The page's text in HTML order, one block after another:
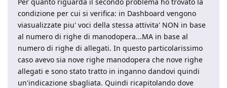
condizione per cui si verifica: in Dashboard vengono
viasualizzate piu' voci della stessa attivita' NON in base
al numero di righe di manodopera...MA in base al
numero di righe di allegati. In questo particolarissimo
caso avevo sia nove righe manodopera che nove righe
allegati e sono stato tratto in inganno dandovi quindi
un'indicazione sbagliata. Quindi ricapitolando dove